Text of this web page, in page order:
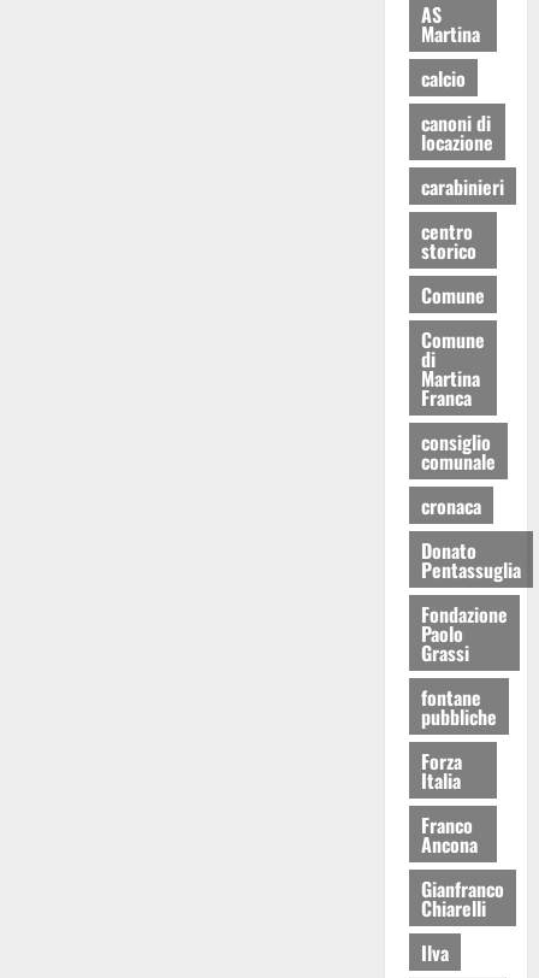
AS
Martina
calcio
canoni di
locazione
carabinieri
centro
storico
Comune
Comune
di
Martina
Franca
consiglio
comunale
cronaca
Donato
Pentassuglia
Fondazione
Paolo
Grassi
fontane
pubbliche
Forza
Italia
Franco
Ancona
Gianfranco
Chiarelli
Ilva